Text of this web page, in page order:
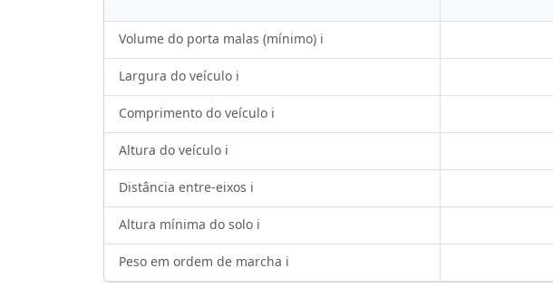
Volume do porta malas (mínimo) ℹ️
Largura do veículo ℹ️
Comprimento do veículo ℹ️
Altura do veículo ℹ️
Distância entre-eixos ℹ️
Altura mínima do solo ℹ️
Peso em ordem de marcha ℹ️